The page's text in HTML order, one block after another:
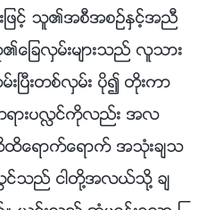
းျဖင့္ သူ၏အစီအစဥ္ႏွင့္အညီ
၏ေျခလွမ္းမ်ားသည္ လူသား
ပီးတစ္လွမ္း ပို၍ တိုးကာ
ရားပလႅင္ကိုလည္း အလ
၌ ထိထိေရာက္ေရာက္ အသုံးခ်သ
င္သည္ ငါတို႔အလယ္သို႔ ခ်